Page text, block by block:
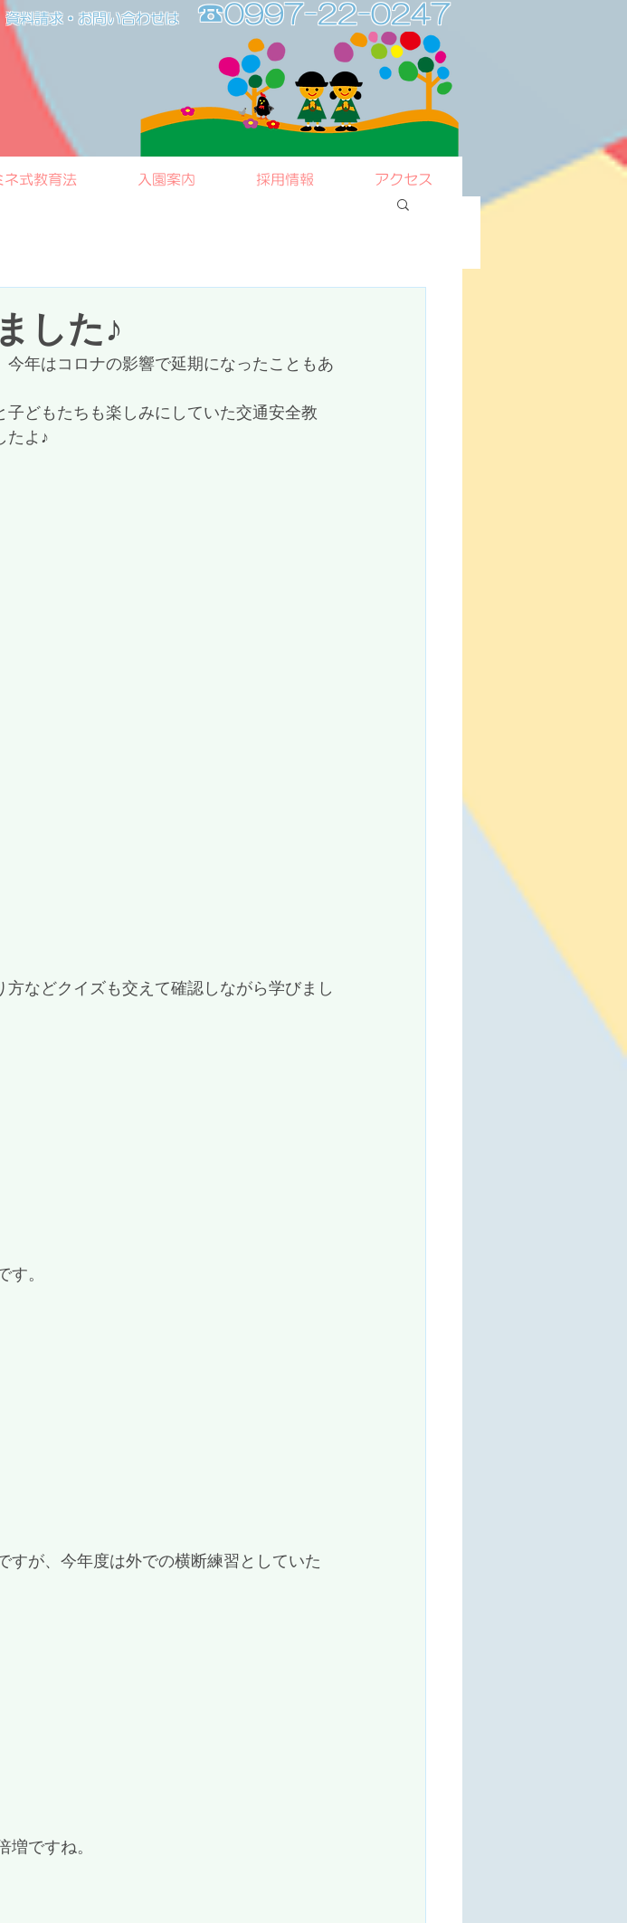
資料請求・お問い合わせは​​ ☎0997-22-0247
ネ式教育法 入園案内 採用情報 アクセス
した♪
年はコロナの影響で延期になったこともあ
子どもたちも楽しみにしていた交通安全教
たよ♪
などクイズも交えて確認しながら学びまし
。
ですね。